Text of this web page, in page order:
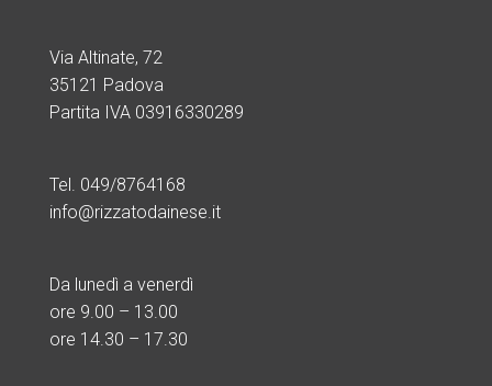
Via Altinate, 72
35121 Padova
Partita IVA 03916330289
Tel. 049/8764168
info@rizzatodainese.it
Da lunedì a venerdì
ore 9.00 – 13.00
ore 14.30 – 17.30